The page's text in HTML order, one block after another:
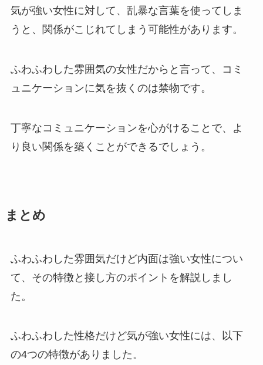
気が強い女性に対して、乱暴な言葉を使ってしま
うと、関係がこじれてしまう可能性があります。
ふわふわした雰囲気の女性だからと言って、コミ
ュニケーションに気を抜くのは禁物です。
丁寧なコミュニケーションを心がけることで、よ
り良い関係を築くことができるでしょう。
まとめ
ふわふわした雰囲気だけど内面は強い女性につい
て、その特徴と接し方のポイントを解説しまし
た。
ふわふわした性格だけど気が強い女性には、以下
の4つの特徴がありました。